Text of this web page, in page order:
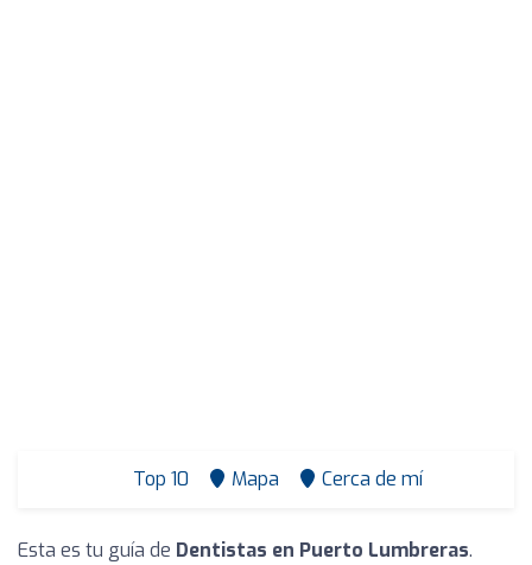
Top 10 Mapa Cerca de mí
Esta es tu guía de Dentistas en Puerto Lumbreras.